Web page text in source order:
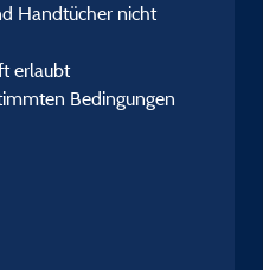
Handtücher nicht
erlaubt
Bedingungen